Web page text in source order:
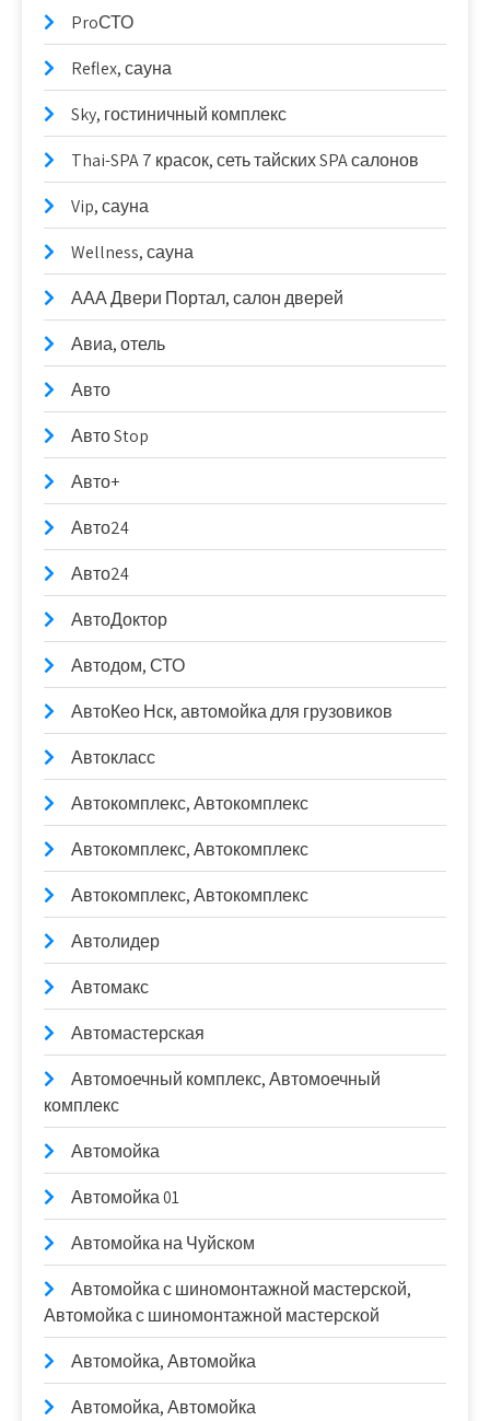
ProСТО
Reflex, сауна
Sky, гостиничный комплекс
Thai-SPA 7 красок, сеть тайских SPA салонов
Vip, сауна
Wellness, сауна
ААА Двери Портал, салон дверей
Авиа, отель
Авто
Авто Stop
Авто+
Авто24
Авто24
АвтоДоктор
Автодом, СТО
АвтоКео Нск, автомойка для грузовиков
Автокласс
Автокомплекс, Автокомплекс
Автокомплекс, Автокомплекс
Автокомплекс, Автокомплекс
Автолидер
Автомакс
Автомастерская
Автомоечный комплекс, Автомоечный
комплекс
Автомойка
Автомойка 01
Автомойка на Чуйском
Автомойка с шиномонтажной мастерской,
Автомойка с шиномонтажной мастерской
Автомойка, Автомойка
Автомойка, Автомойка